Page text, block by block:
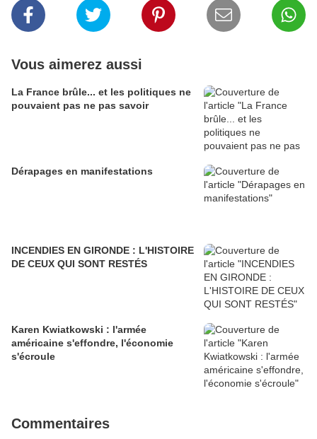
Vous aimerez aussi
La France brûle... et les politiques ne
pouvaient pas ne pas savoir
Dérapages en manifestations
INCENDIES EN GIRONDE : L'HISTOIRE
DE CEUX QUI SONT RESTÉS
Karen Kwiatkowski : l'armée
américaine s'effondre, l'économie
s'écroule
Commentaires